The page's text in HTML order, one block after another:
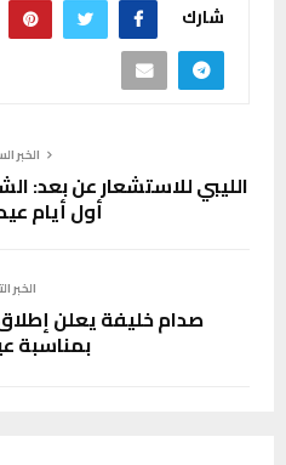
شارك
الخبر
الليبي للاستشعار عن بعد:
أول أيام
الخبر
بمناسبة